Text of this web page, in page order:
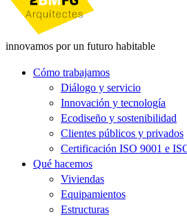
innovamos por un futuro habitable
Cómo trabajamos
Diálogo y servicio
Innovación y tecnología
Ecodiseño y sostenibilidad
Clientes públicos y privados
Certificación ISO 9001 e
Qué hacemos
Viviendas
Equipamientos
Estructuras